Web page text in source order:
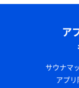
ア
サウナマ
アプリ